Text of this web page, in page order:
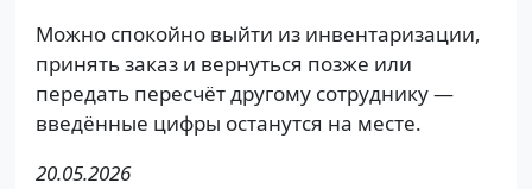
Можно спокойно выйти из инвентаризации,
принять заказ и вернуться позже или
передать пересчёт другому сотруднику —
введённые цифры останутся на месте.
20.05.2026